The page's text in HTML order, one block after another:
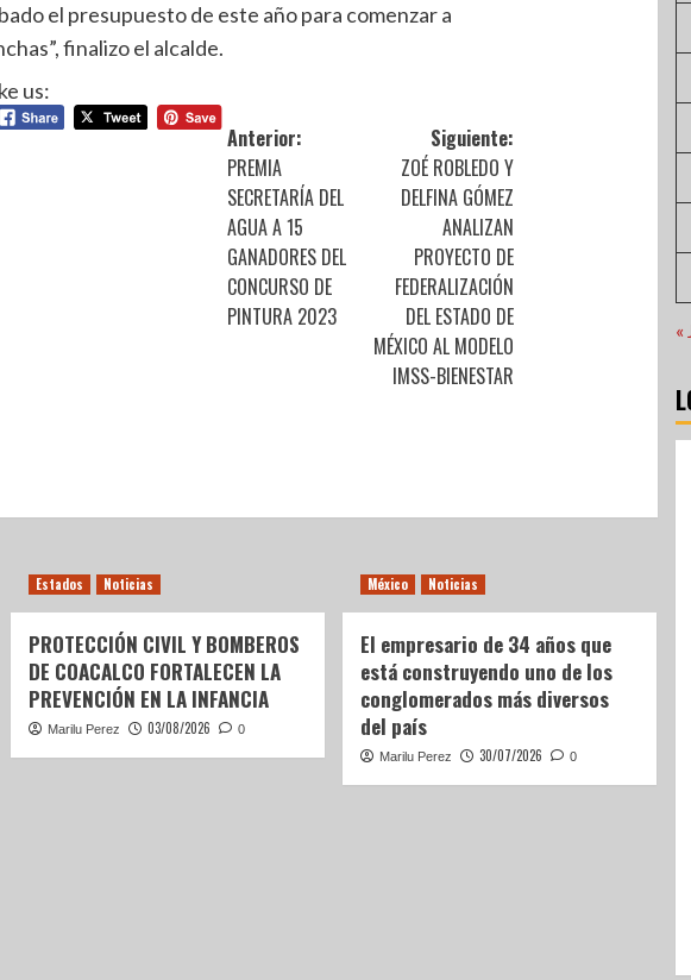
el presupuesto de este año para comenzar a
finalizo el alcalde.
us:
Anterior:
PREMIA
SECRETARÍA DEL
AGUA A 15
GANADORES DEL
CONCURSO DE
PINTURA 2023
Siguiente:
ZOÉ ROBLEDO Y
DELFINA GÓMEZ
ANALIZAN
PROYECTO DE
FEDERALIZACIÓN
DEL ESTADO DE
MÉXICO AL MODELO
IMSS-BIENESTAR
Estados Noticias
PROTECCIÓN CIVIL Y BOMBEROS
DE COACALCO FORTALECEN LA
PREVENCIÓN EN LA INFANCIA
Marilu Perez 03/08/2026 0
México Noticias
El empresario de 34 años que
está construyendo uno de los
conglomerados más diversos
del país
Marilu Perez 30/07/2026 0
«